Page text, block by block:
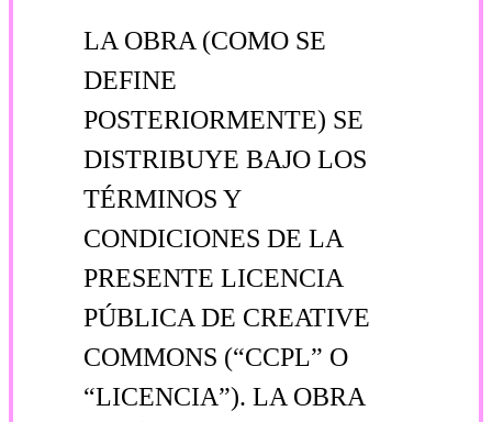
LA OBRA (COMO SE
DEFINE
POSTERIORMENTE) SE
DISTRIBUYE BAJO LOS
TÉRMINOS Y
CONDICIONES DE LA
PRESENTE LICENCIA
PÚBLICA DE CREATIVE
COMMONS (“CCPL” O
“LICENCIA”). LA OBRA